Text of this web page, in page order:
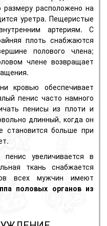
расположено на
уретра. Пещеристые
артериям. С
плоть снабжаются
полового члена;
члене возвращает
кровью обеспечивает
пенис часто намного
пенисы из плоти и
длинный, когда он
становится больше при
увеличивается в
ткань снабжается
всех мужчин имеют
половых органов из